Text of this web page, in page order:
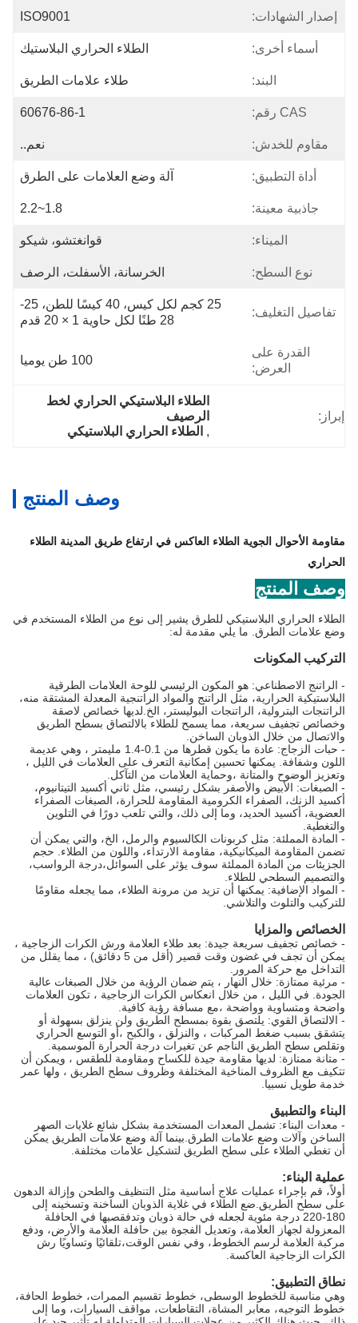
إصدار الشهادات: ISO9001
أسماء أخرى: الطلاء الحراري البلاستيك
البند: طلاء علامات الطريق
CAS رقم: 60676-86-1
مقاوم للخدش: نعم..
أداة التطبيق: آلة وضع العلامات على الطرق
جاذبية معينة: 1.8~2.2
الميناء: قوانغتشو، شيكو
نوع السطح: الخرسانة، الأسفلت، الرصف
تفاصيل التغليف:
25 كجم لكل كيس، 40 كيسًا للطن، 25-
28 طنًا لكل حاوية 1 × 20 قدم
القدرة على
العرض:
100 طن يوميا
إبراز:
الطلاء البلاستيكي الحراري لخط
الرصيف
, الطلاء الحراري البلاستيكي
وصف المنتج
مقاومة الأحوال الجوية الطلاء العاكس في ارتفاع طريق المدينة الطلاء
الحراري
وصف المنتج
الطلاء الحراري البلاستيكي للطرق يشير إلى نوع من الطلاء المستخدم في
وضع علامات الطرق. ما يلي مقدمة له:
التركيب المكونات
- الراتنج الاصطناعي: هو المكون الرئيسي للوحة العلامات الطرقية
البلاستيكية الحرارية، مثل الراتنج والمواد الراتنجية المعدلة المشتقة منه،
الراتنجات البترولية، الراتنجات البوليستر، الخ.لديها خصائص لاصقة
وخصائص تجفيف سريعة، مما يسمح للطلاء بالالتصاق بسطح الطريق
والاتصال من خلال الذوبان الساخن.
- حبات الزجاج: عادة ما يكون قطرها من 0.1-1.4 مليمتر ، وهي عديمة
اللون وشفافة. يمكنها تحسين إمكانية التعرف على العلامات في الليل ،
وتعزيز الوضوح والمتانة ،وحماية العلامات من التآكل.
- الصبغات: الأبيض والأصفر بشكل رئيسي، مثل ثاني أكسيد التيتانيوم،
أكسيد الزنك، الصفراء الكرومية المقاومة للحرارة، الصبغات الصفراء
العضوية، أكسيد الحديد، وما إلى ذلك، والتي تلعب دورًا في التلوين
والتغطية.
- المادة المملئة: مثل كربونات الكالسيوم والرمل، الخ، والتي يمكن أن
تضمن المقاومة الميكانيكية، مقاومة الارتداء، واللون من الطلاء. حجم
الجزيئات من المادة المملئة سوف يؤثر على السوائل،درجة الرواسب،
والتصميم السطحي للطلاء.
- المواد الإضافية: يمكنها أن تزيد من مرونة الطلاء، مما يجعله مقاومًا
للتركيب والتلوث والتلاشي.
الخصائص والمزايا
- خصائص تجفيف سريعة جيدة: بعد طلاء العلامة ورش الكرات الزجاجية ،
يمكن أن تجف في غضون وقت قصير (أقل من 5 دقائق) ، مما يقلل من
التداخل مع حركة المرور.
- مرئية ممتازة: خلال النهار ، يتم ضمان الرؤية من خلال الصبغات عالية
الجودة. في الليل ، من خلال انعكاس الكرات الزجاجية ، تكون العلامات
واضحة ومتساوية وواضحة ،مع مسافة رؤية كافية.
- الالتصاق القوي: يلتصق بقوة بمسطح الطريق ولن ينزلق بسهولة أو
يتشقق بسبب ضغط المركبات ، والنزلق ، والكبح ،أو التوسع الحراري
وتقلص سطح الطريق الناجم عن تغيرات درجة الحرارة الموسمية.
- متانة ممتازة: لديها مقاومة جيدة للكساح ومقاومة للطقس ، ويمكن أن
تتكيف مع الظروف المناخية المختلفة وظروف سطح الطريق ، ولها عمر
خدمة طويل نسبيا.
البناء والتطبيق
- معدات البناء: تشمل المعدات المستخدمة بشكل شائع غلايات الصهر
الساخن وآلات وضع علامات الطرق.بينما آلة وضع علامات الطريق يمكن
أن تغطي الطلاء على سطح الطريق لتشكيل علامات مختلفة.
عملية البناء:
أولاً، قم بإجراء عمليات علاج أساسية مثل التنظيف والطحن وإزالة الدهون
على سطح الطريق.ضع الطلاء في غلاية الذوبان الساخنة وتسخينه إلى
180-220 درجة مئوية لجعله في حالة ذوبان وتدفقصبها في الحافلة
المعزولة لجهاز العلامة، وتعديل الفجوة بين حافلة العلامة والأرض، ودفع
مركبة العلامة لرسم الخطوط، وفي نفس الوقت،تلقائيًا وتساويًا رش
الكرات الزجاجية العاكسة.
نطاق التطبيق:
وهي مناسبة للخطوط الوسطى، خطوط تقسيم الممرات، خطوط الحافة،
خطوط التوجيه، معابر المشاة، التقاطعات، مواقف السيارات، وما إلى